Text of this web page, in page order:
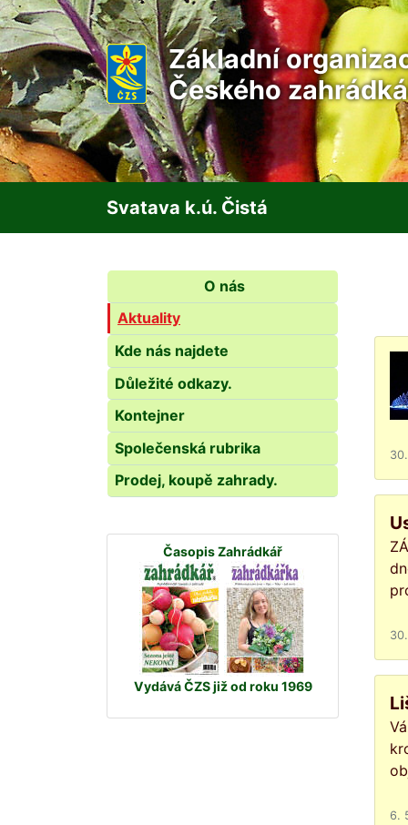
Základní
Českého
Svatava k.ú. Čistá
O nás
Aktuality
Kde nás najdete
Důležité odkazy.
Kontejner
Společenská rubrika
Prodej, koupě zahrady.
Časopis Zahrádkář
Vydává ČZS již od roku 1969
6.